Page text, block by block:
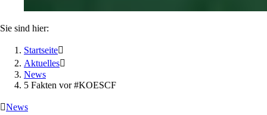
Sie sind hier:
Startseite
Aktuelles
News
5 Fakten vor #KOESCF
News